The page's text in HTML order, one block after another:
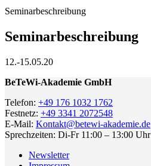
Seminarbeschreibung
Seminarbeschreibung
12.-15.05.20
BeTeWi-Akademie GmbH
Telefon: +49 176 1032 1762
Festnetz: +49 3341 2072548
E-Mail: Kontakt@betewi-akademie.de
Sprechzeiten: Di-Fr 11:00 – 13:00 Uhr
Newsletter